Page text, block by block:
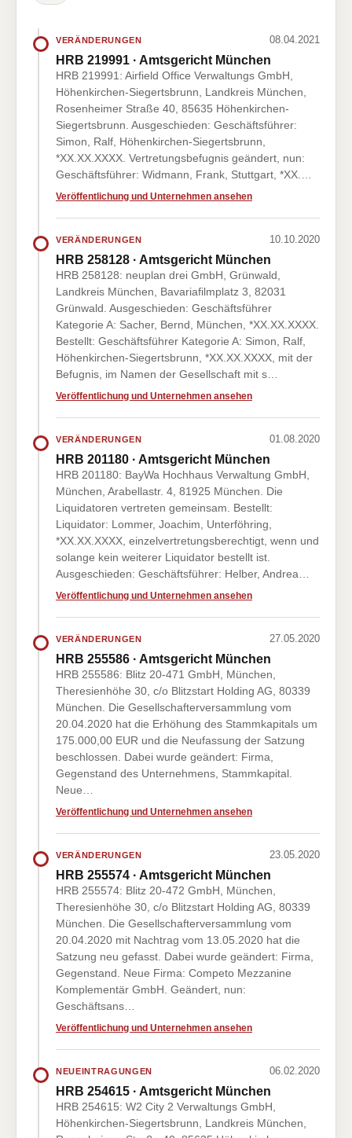
VERÄNDERUNGEN 08.04.2021
HRB 219991 · Amtsgericht München
HRB 219991: Airfield Office Verwaltungs GmbH,
Höhenkirchen-Siegertsbrunn, Landkreis München,
Rosenheimer Straße 40, 85635 Höhenkirchen-
Siegertsbrunn. Ausgeschieden: Geschäftsführer:
Simon, Ralf, Höhenkirchen-Siegertsbrunn,
*XX.XX.XXXX. Vertretungsbefugnis geändert, nun:
Geschäftsführer: Widmann, Frank, Stuttgart, *XX.…
Veröffentlichung und Unternehmen ansehen
VERÄNDERUNGEN 10.10.2020
HRB 258128 · Amtsgericht München
HRB 258128: neuplan drei GmbH, Grünwald,
Landkreis München, Bavariafilmplatz 3, 82031
Grünwald. Ausgeschieden: Geschäftsführer
Kategorie A: Sacher, Bernd, München, *XX.XX.XXXX.
Bestellt: Geschäftsführer Kategorie A: Simon, Ralf,
Höhenkirchen-Siegertsbrunn, *XX.XX.XXXX, mit der
Befugnis, im Namen der Gesellschaft mit s…
Veröffentlichung und Unternehmen ansehen
VERÄNDERUNGEN 01.08.2020
HRB 201180 · Amtsgericht München
HRB 201180: BayWa Hochhaus Verwaltung GmbH,
München, Arabellastr. 4, 81925 München. Die
Liquidatoren vertreten gemeinsam. Bestellt:
Liquidator: Lommer, Joachim, Unterföhring,
*XX.XX.XXXX, einzelvertretungsberechtigt, wenn und
solange kein weiterer Liquidator bestellt ist.
Ausgeschieden: Geschäftsführer: Helber, Andrea…
Veröffentlichung und Unternehmen ansehen
VERÄNDERUNGEN 27.05.2020
HRB 255586 · Amtsgericht München
HRB 255586: Blitz 20-471 GmbH, München,
Theresienhöhe 30, c/o Blitzstart Holding AG, 80339
München. Die Gesellschafterversammlung vom
20.04.2020 hat die Erhöhung des Stammkapitals um
175.000,00 EUR und die Neufassung der Satzung
beschlossen. Dabei wurde geändert: Firma,
Gegenstand des Unternehmens, Stammkapital.
Neue…
Veröffentlichung und Unternehmen ansehen
VERÄNDERUNGEN 23.05.2020
HRB 255574 · Amtsgericht München
HRB 255574: Blitz 20-472 GmbH, München,
Theresienhöhe 30, c/o Blitzstart Holding AG, 80339
München. Die Gesellschafterversammlung vom
20.04.2020 mit Nachtrag vom 13.05.2020 hat die
Satzung neu gefasst. Dabei wurde geändert: Firma,
Gegenstand. Neue Firma: Competo Mezzanine
Komplementär GmbH. Geändert, nun:
Geschäftsans…
Veröffentlichung und Unternehmen ansehen
NEUEINTRAGUNGEN 06.02.2020
HRB 254615 · Amtsgericht München
HRB 254615: W2 City 2 Verwaltungs GmbH,
Höhenkirchen-Siegertsbrunn, Landkreis München,